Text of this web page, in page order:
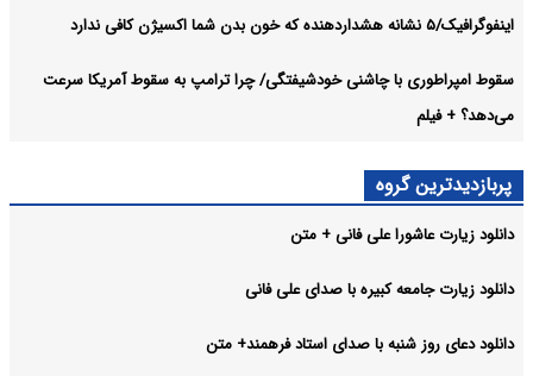
اینفوگرافیک/۵ نشانه هشداردهنده که خون بدن شما اکسیژن کافی ندارد
سقوط امپراطوری با چاشنی خودشیفتگی/ چرا ترامپ به سقوط آمریکا سرعت
می‌دهد؟ + فیلم
پربازدیدترین گروه
دانلود زیارت عاشورا علی فانی + متن
دانلود زیارت جامعه کبیره با صدای علی فانی
دانلود دعای روز شنبه با صدای استاد فرهمند+ متن